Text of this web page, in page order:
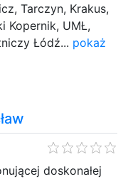
Tarczyn, Krakus,
Kopernik, UMŁ,
Łódź... pokaż
doskonałej